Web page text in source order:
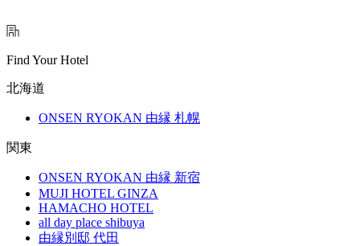
Find Your Hotel
北海道
ONSEN RYOKAN 由縁 札幌
関東
ONSEN RYOKAN 由縁 新宿
MUJI HOTEL GINZA
HAMACHO HOTEL
all day place shibuya
由縁別邸 代田